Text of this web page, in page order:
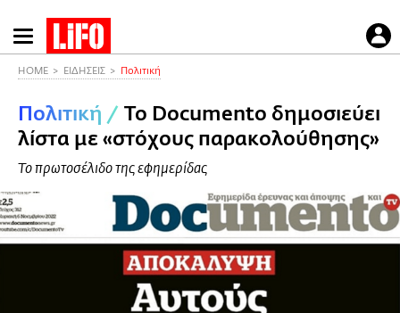
Παράκαμψη
προς
περιεχόμενο
HOME ΕΙΔΗΣΕΙΣ Πολιτική
Πολιτική / To Documento δημοσιεύει
λίστα με «στόχους παρακολούθησης»
Το πρωτοσέλιδο της εφημερίδας